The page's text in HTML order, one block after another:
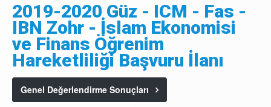
2019-2020 Güz - ICM - Fas -
IBN Zohr - İslam Ekonomisi
ve Finans Öğrenim
Hareketliliği Başvuru İlanı
Genel Değerlendirme Sonuçları